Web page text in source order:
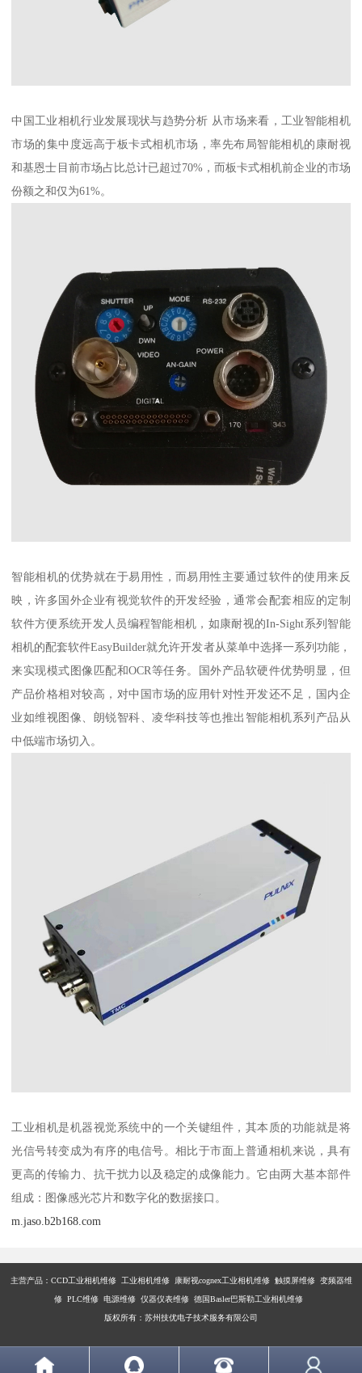
中国工业相机行业发展现状与趋势分析 从市场来看，工业智能相机
市场的集中度远高于板卡式相机市场，率先布局智能相机的康耐视
和基恩士目前市场占比总计已超过70%，而板卡式相机前企业的市场
份额之和仅为61%。
智能相机的优势就在于易用性，而易用性主要通过软件的使用来反
映，许多国外企业有视觉软件的开发经验，通常会配套相应的定制
软件方便系统开发人员编程智能相机，如康耐视的In-Sight系列智能
相机的配套软件EasyBuilder就允许开发者从菜单中选择一系列功能，
来实现模式图像匹配和OCR等任务。国外产品软硬件优势明显，但
产品价格相对较高，对中国市场的应用针对性开发还不足，国内企
业如维视图像、朗锐智科、凌华科技等也推出智能相机系列产品从
中低端市场切入。
工业相机是机器视觉系统中的一个关键组件，其本质的功能就是将
光信号转变成为有序的电信号。相比于市面上普通相机来说，具有
更高的传输力、抗干扰力以及稳定的成像能力。它由两大基本部件
组成：图像感光芯片和数字化的数据接口。
m.jaso.b2b168.com
主营产品： CCD工业相机维修 工业相机维修 康耐视cognex工业相机维修 触摸屏维修 变频器维
修 PLC维修 电源维修 仪器仪表维修 德国Basler巴斯勒工业相机维修
版权所有：苏州技优电子技术服务有限公司